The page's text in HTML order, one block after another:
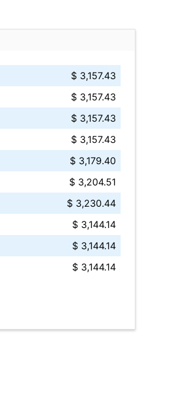
$ 3,157.43
$ 3,157.43
$ 3,157.43
$ 3,157.43
$ 3,179.40
$ 3,204.51
$ 3,230.44
$ 3,144.14
$ 3,144.14
$ 3,144.14